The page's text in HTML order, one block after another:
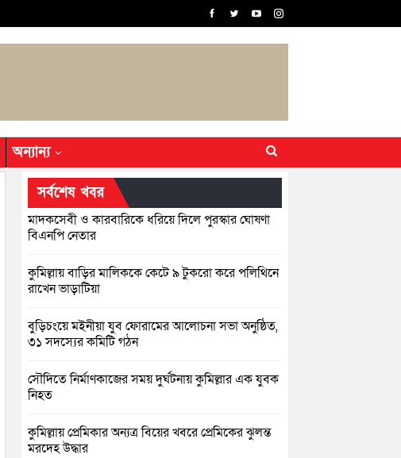
অন্যান্য
সর্বশেষ খবর
মাদকসেবী ও কারবারিকে ধরিয়ে দিলে পুরস্কার ঘোষণা
বিএনপি নেতার
কুমিল্লায় বাড়ির মালিককে কেটে ৯ টুকরো করে পলিথিনে
রাখেন ভাড়াটিয়া
বুড়িচংয়ে মইনীয়া যুব ফোরামের আলোচনা সভা অনুষ্ঠিত,
৩১ সদস্যের কমিটি গঠন
সৌদিতে নির্মাণকাজের সময় দুর্ঘটনায় কুমিল্লার এক যুবক
নিহত
কুমিল্লায় প্রেমিকার অন্যত্র বিয়ের খবরে প্রেমিকের ঝুলন্ত
মরদেহ উদ্ধার